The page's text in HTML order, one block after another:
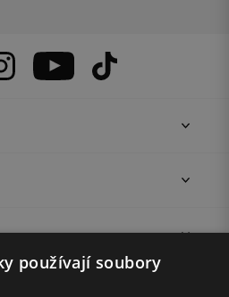
používají soubory